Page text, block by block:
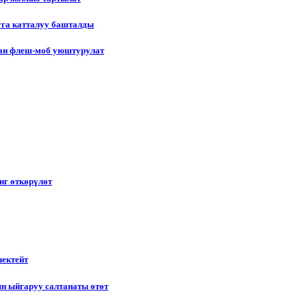
катталуу башталды
флеш-моб уюштурулат
өткөрүлөт
ыйгаруу салтанаты өтөт